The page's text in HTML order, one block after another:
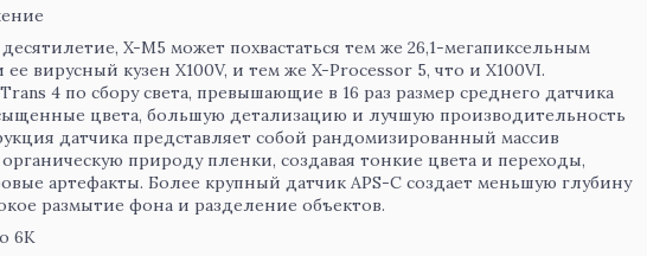
X-M5 может похвастаться тем же 26,1-мегапиксельным
вирусный кузен X100V, и тем же X-Processor 5, что и X100VI.
4 по сбору света, превышающие в 16 раз размер среднего датчика
цвета, большую детализацию и лучшую производительность
датчика представляет собой рандомизированный массив
природу пленки, создавая тонкие цвета и переходы,
артефакты. Более крупный датчик APS-C создает меньшую глубину
размытие фона и разделение объектов.
6K